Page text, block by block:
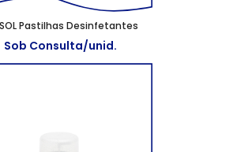
Pastilhas Desinfetantes
Sob Consulta/unid.